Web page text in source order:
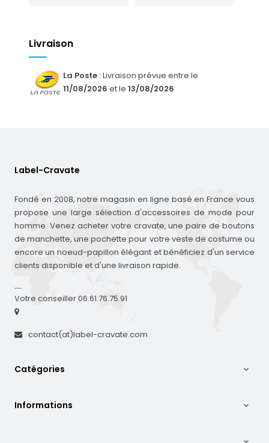
Livraison
La Poste : Livraison prévue entre le
11/08/2026 et le 13/08/2026
Label-Cravate
Fondé en 2008, notre magasin en ligne basé en France vous
propose une large sélection d'accessoires de mode pour
homme. Venez acheter votre cravate, une paire de boutons
de manchette, une pochette pour votre veste de costume ou
encore un noeud-papillon élégant et bénéficiez d'un service
clients disponible et d'une livraison rapide.
---
Votre conseiller 06.61.76.75.91
contact(at)label-cravate.com
Catégories 
Informations 